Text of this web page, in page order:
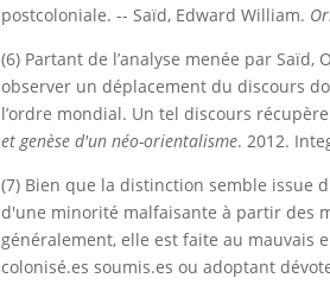
postcoloniale. -- Saïd, Edward William.
(6) Partant de l’analyse menée par
observer un déplacement du discours
l’ordre mondial. Un tel discours
et genèse d'un néo-orientalisme. 2012.
(7) Bien que la distinction semble issue
d'une minorité malfaisante à partir des
généralement, elle est faite au mauvais
colonisé.es soumis.es ou adoptant